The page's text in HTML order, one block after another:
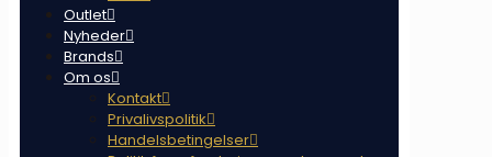
Outlet
Nyheder
Brands
Om os
Kontakt
Privalivspolitik
Handelsbetingelser